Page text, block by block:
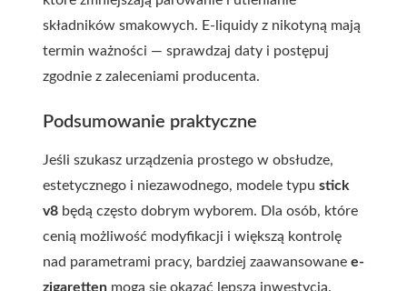
składników smakowych. E-liquidy z nikotyną mają
termin ważności — sprawdzaj daty i postępuj
zgodnie z zaleceniami producenta.
Podsumowanie praktyczne
Jeśli szukasz urządzenia prostego w obsłudze,
estetycznego i niezawodnego, modele typu stick
v8 będą często dobrym wyborem. Dla osób, które
cenią możliwość modyfikacji i większą kontrolę
nad parametrami pracy, bardziej zaawansowane e-
zigaretten mogą się okazać lepszą inwestycją.